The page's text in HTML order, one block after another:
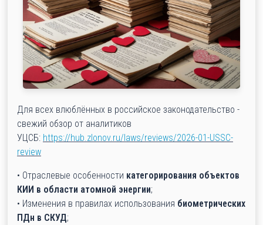
Для всех влюблённых в российское законодательство -
свежий обзор от аналитиков
УЦСБ: https://hub.zlonov.ru/laws/reviews/2026-01-USSC-
review
• Отраслевые особенности категорирования объектов
КИИ в области атомной энергии;
• Изменения в правилах использования биометрических
ПДн в СКУД;